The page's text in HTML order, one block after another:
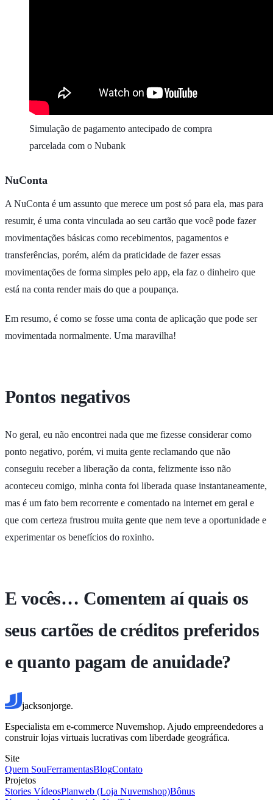
Simulação de pagamento antecipado de compra
parcelada com o Nubank
NuConta
A NuConta é um assunto que merece um post só para ela, mas para
resumir, é uma conta vinculada ao seu cartão que você pode fazer
movimentações básicas como recebimentos, pagamentos e
transferências, porém, além da praticidade de fazer essas
movimentações de forma simples pelo app, ela faz o dinheiro que
está na conta render mais do que a poupança.
Em resumo, é como se fosse uma conta de aplicação que pode ser
movimentada normalmente. Uma maravilha!
Pontos negativos
No geral, eu não encontrei nada que me fizesse considerar como
ponto negativo, porém, vi muita gente reclamando que não
conseguiu receber a liberação da conta, felizmente isso não
aconteceu comigo, minha conta foi liberada quase instantaneamente,
mas é um fato bem recorrente e comentado na internet em geral e
que com certeza frustrou muita gente que nem teve a oportunidade e
experimentar os benefícios do roxinho.
E vocês… Comentem aí quais os
seus cartões de créditos preferidos
e quanto pagam de anuidade?
jacksonjorge.
Especialista em e-commerce Nuvemshop. Ajudo empreendedores a
construir lojas virtuais lucrativas com liberdade geográfica.
Site
Quem SouFerramentasBlogContato
Projetos
Stories VídeosPlanweb (Loja Nuvemshop)Bônus